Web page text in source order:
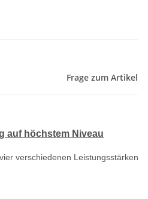
Frage zum Artikel
auf höchstem Niveau
verschiedenen Leistungsstärken